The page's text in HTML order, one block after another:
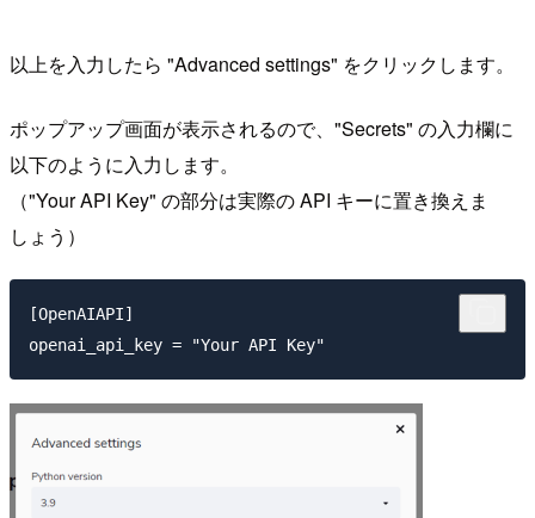
以上を入力したら "Advanced settings" をクリックします。
ポップアップ画面が表示されるので、"Secrets" の入力欄に
以下のように入力します。
（"Your API Key" の部分は実際の API キーに置き換えま
しょう）
[OpenAIAPI]